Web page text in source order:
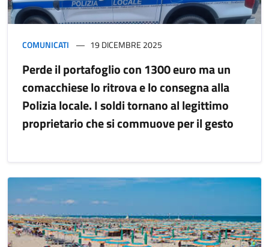
COMUNICATI 19 DICEMBRE 2025
Perde il portafoglio con 1300 euro ma un
comacchiese lo ritrova e lo consegna alla
Polizia locale. I soldi tornano al legittimo
proprietario che si commuove per il gesto